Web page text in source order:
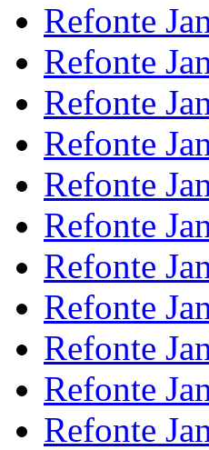
Refonte
Refonte
Refonte
Refonte
Refonte
Refonte
Refonte
Refonte
Refonte
Refonte
Refonte